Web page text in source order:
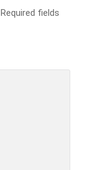
Required fields